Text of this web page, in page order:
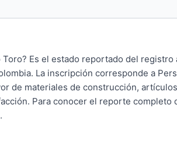
Es el estado reportado del registro
La inscripción corresponde a
de materiales de construcción,
Para conocer el reporte completo